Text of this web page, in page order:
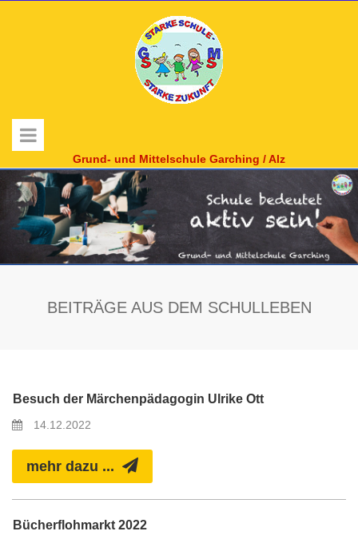
Grund- und Mittelschule Garching / Alz
BEITRÄGE AUS DEM SCHULLEBEN
Besuch der Märchenpädagogin Ulrike Ott
14.12.2022
mehr dazu ...
Bücherflohmarkt 2022